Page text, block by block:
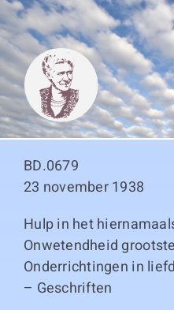
Skip
to
content
BD.0679
23 november 1938
Hulp in het
Onwetendheid
Onderrichtingen in
– Geschriften